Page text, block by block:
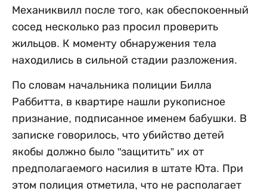
Механиквилл после того, как обеспокоенный
сосед несколько раз просил проверить
жильцов. К моменту обнаружения тела
находились в сильной стадии разложения.
По словам начальника полиции Билла
Раббитта, в квартире нашли рукописное
признание, подписанное именем бабушки. В
записке говорилось, что убийство детей
якобы должно было "защитить” их от
предполагаемого насилия в штате Юта. При
этом полиция отметила, что не располагает